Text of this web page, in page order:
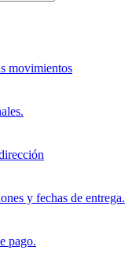
movimientos
y fechas de entrega.
pago.